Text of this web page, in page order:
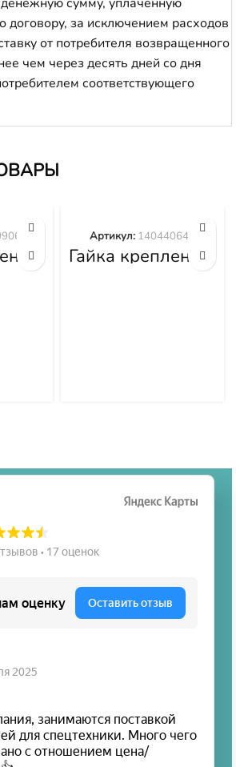
договору, за исключением расходов
от потребителя возвращенного
чем через десять дней со дня
соответствующего
Гайка крепления
башмака
Артикул: 140440645